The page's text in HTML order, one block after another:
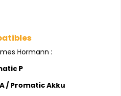
Hormann :
P
/ Promatic Akku